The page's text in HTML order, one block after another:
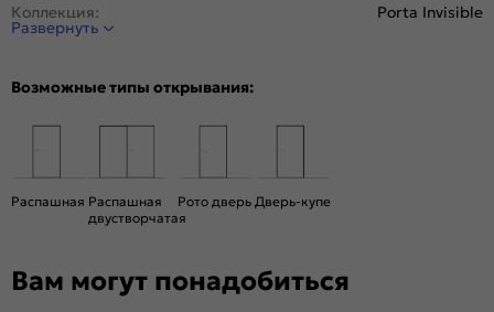
Коллекция:
Porta Invisible
Стиль:
Конструкция двери:
Вес, кг:
Развернуть
Возможные типы открывания:
Распашная Распашная
двустворчатая
Рото дверь Дверь-купе
Вам могут понадобиться